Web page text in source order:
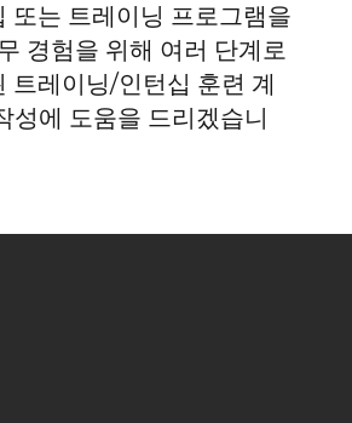
또는 트레이닝 프로그램을
경험을 위해 여러 단계로
트레이닝/인턴십 훈련 계
성에 도움을 드리겠습니